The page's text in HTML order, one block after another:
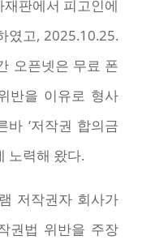
판에서 피고인에
였고, 2025.10.25.
오픈넷은 무료 폰
반을 이유로 형사
바 ‘저작권 합의금
노력해 왔다.
저작권자 회사가
권법 위반을 주장